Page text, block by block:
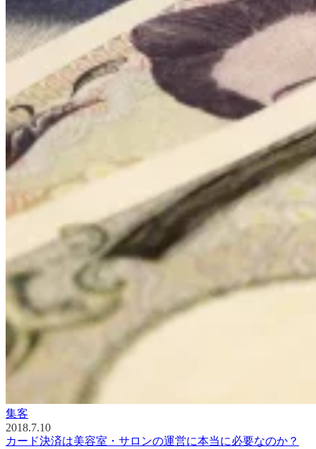
集客
2018.7.10
カード決済は美容室・サロンの運営に本当に必要なのか？